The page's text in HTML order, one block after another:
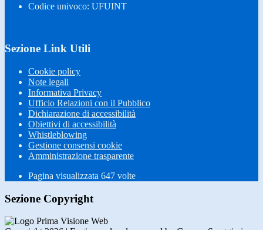
Codice univoco: UFUINT
Sezione Link Utili
Cookie policy
Note legali
Informativa Privacy
Ufficio Relazioni con il Pubblico
Dichiarazione di accessibilità
Obiettivi di accessibilità
Whistleblowing
Gestione consensi cookie
Amministrazione trasparente
Pagina visualizzata 647 volte
Sezione Copyright